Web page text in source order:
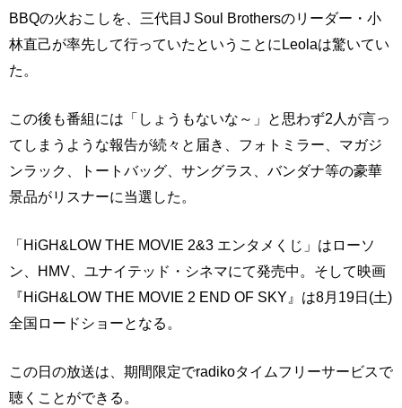
BBQの火おこしを、三代目J Soul Brothersのリーダー・小
林直己が率先して行っていたということにLeolaは驚いてい
た。
この後も番組には「しょうもないな～」と思わず2人が言っ
てしまうような報告が続々と届き、フォトミラー、マガジ
ンラック、トートバッグ、サングラス、バンダナ等の豪華
景品がリスナーに当選した。
「HiGH&LOW THE MOVIE 2&3 エンタメくじ」はローソ
ン、HMV、ユナイテッド・シネマにて発売中。そして映画
『HiGH&LOW THE MOVIE 2 END OF SKY』は8月19日(土)
全国ロードショーとなる。
この日の放送は、期間限定でradikoタイムフリーサービスで
聴くことができる。